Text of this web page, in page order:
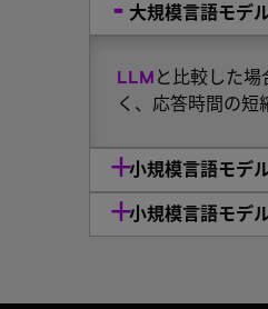
大規模言語モデ
LLM と比較した
く、応答時間の短
小規模言語モデ
小規模言語モデ